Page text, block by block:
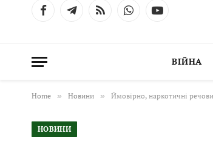
FacebookTelegramRSS WhatsAppYouTube
ВІЙНА
Home » Новини » Ймовірно, наркотичні
НОВИНИ